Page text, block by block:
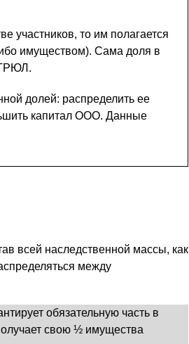
участников, то им полагается
имуществом). Сама доля в
долей: распределить ее
капитал ООО. Данные
всей наследственной массы, как
между
обязательную часть в
свою ½ имущества